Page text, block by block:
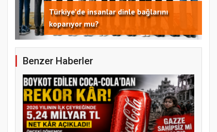
Türkiye’de insanlar dinle bağlarını
koparıyor mu?
Benzer Haberler